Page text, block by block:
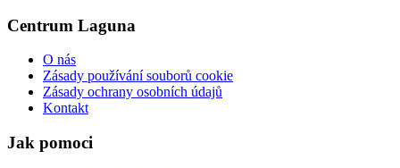
Centrum Laguna
O nás
Zásady používání souborů cookie
Zásady ochrany osobních údajů
Kontakt
Jak pomoci